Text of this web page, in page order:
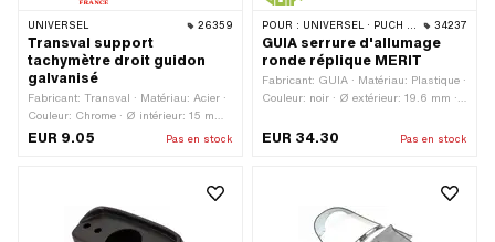
UNIVERSEL 26359
Transval support
tachymètre droit guidon
galvanisé
Fabricant: Transval · Matériau: Acier ·
Couleur: Chrome · Ø intérieur: 15 mm ·
Surface: galvanisé bleu · Ø trou de
EUR 9.05 Pas en stock
POUR : UNIVERSEL · PUCH · SACHS · PONY / CILO (BÊTA 521 & 512) · ZÜNDAPP BELMONDO 34237
GUIA serrure d'allumage
ronde réplique MERIT
Fabricant: GUIA · Matériau: Plastique ·
Couleur: noir · Ø extérieur: 19.6 mm ·
Longueur totale: 43 mm · Ø trou de
EUR 34.30 Pas en stock